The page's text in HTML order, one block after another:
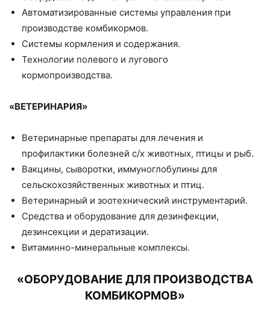
Автоматизированные системы управления при
производстве комбикормов.
Системы кормления и содержания.
Технологии полевого и лугового
кормопроизводства.
«ВЕТЕРИНАРИЯ»
Ветеринарные препараты для лечения и
профилактики болезней с/х животных, птицы и рыб.
Вакцины, сыворотки, иммуноглобулины для
сельскохозяйственных животных и птиц.
Ветеринарный и зоотехнический инструментарий.
Средства и оборудование для дезинфекции,
дезинсекции и дератизации.
Витаминно-минеральные комплексы.
«ОБОРУДОВАНИЕ ДЛЯ ПРОИЗВОДСТВА
КОМБИКОРМОВ»